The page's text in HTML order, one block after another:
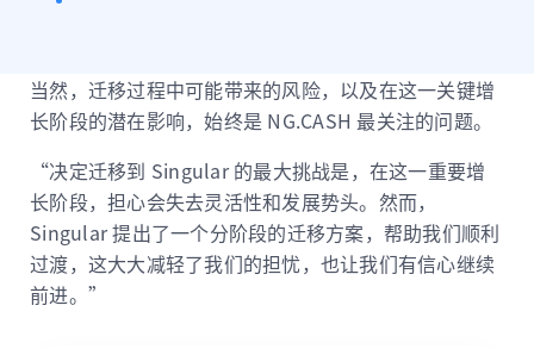
当然，迁移过程中可能带来的风险，以及在这一关键增
长阶段的潜在影响，始终是 NG.CASH 最关注的问题。
“决定迁移到 Singular 的最大挑战是，在这一重要增
长阶段，担心会失去灵活性和发展势头。然而，
Singular 提出了一个分阶段的迁移方案，帮助我们顺利
过渡，这大大减轻了我们的担忧，也让我们有信心继续
前进。”